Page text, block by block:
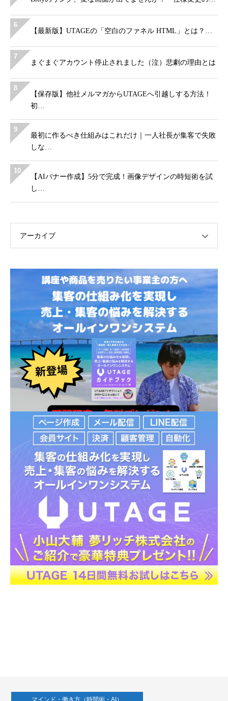
6
【最新版】UTAGEの「空白のファネル HTML」とは？…
7
まぐまぐアカウント停止されました（泣）悲劇の理由とは
8
【保存版】他社メルマガからUTAGEへ引越しする方法！
初…
9
最初に作るべき仕組みはこれだけ｜一人社長が集客で失敗
しな…
10
【AIバナー作成】5分で完成！画像デザインの時短術を試
し…
アーカイブ